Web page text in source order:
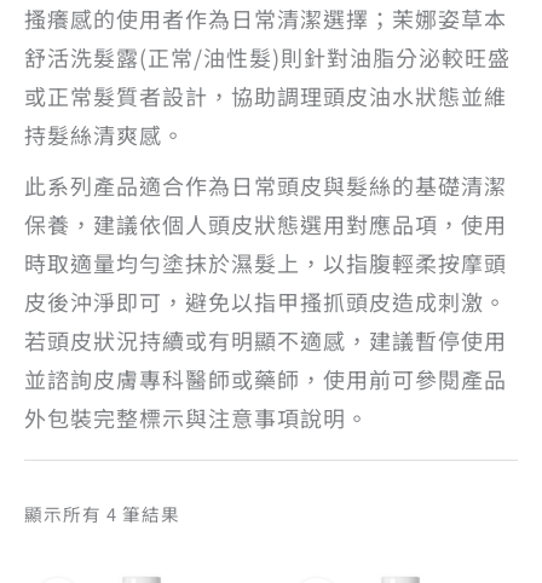
搔癢感的使用者作為日常清潔選擇；茉娜姿草本
舒活洗髮露(正常/油性髮)則針對油脂分泌較旺盛
或正常髮質者設計，協助調理頭皮油水狀態並維
持髮絲清爽感。
此系列產品適合作為日常頭皮與髮絲的基礎清潔
保養，建議依個人頭皮狀態選用對應品項，使用
時取適量均勻塗抹於濕髮上，以指腹輕柔按摩頭
皮後沖淨即可，避免以指甲搔抓頭皮造成刺激。
若頭皮狀況持續或有明顯不適感，建議暫停使用
並諮詢皮膚專科醫師或藥師，使用前可參閱產品
外包裝完整標示與注意事項說明。
顯示所有 4 筆結果